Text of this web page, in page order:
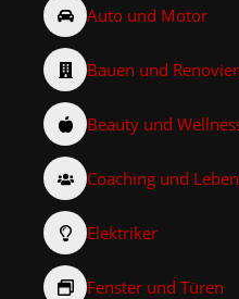
Auto und Motor
Bauen und
Beauty und
Coaching und
Elektriker
Fenster und Türen